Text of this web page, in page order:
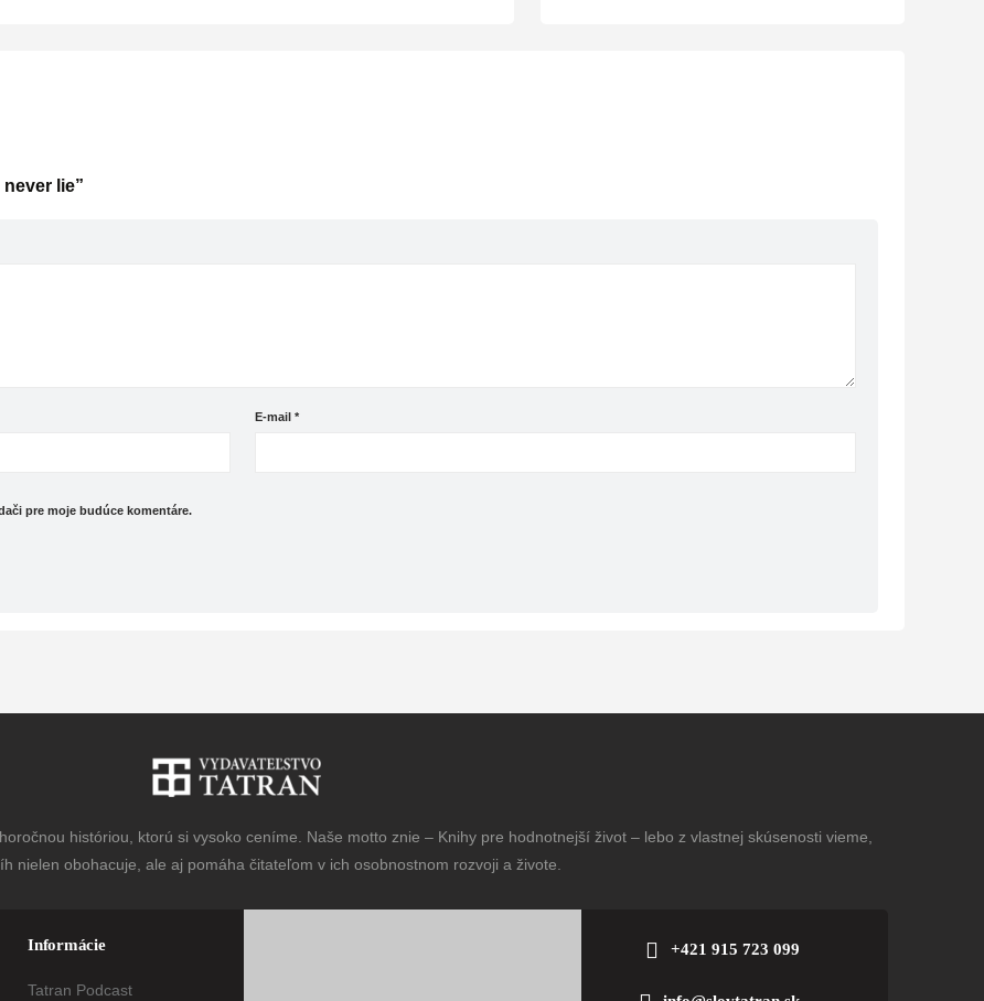
lie”
E-mail*
pre moje budúce komentáre.
históriou, ktorú si vysoko ceníme. Naše motto znie – Knihy pre hodnotnejší život – lebo z vlastnej skúsenosti vieme,
nielen obohacuje, ale aj pomáha čitateľom v ich osobnostnom rozvoji a živote.
Informácie
Tatran Podcast
+421 915 723 099